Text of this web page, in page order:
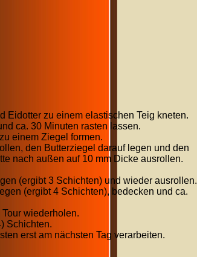
Eidotter zu einem elastischen Teig kneten.
ca. 30 Minuten rasten lassen.
einem Ziegel formen.
den Butterziegel darauf legen und den
nach außen auf 10 mm Dicke ausrollen.
(ergibt 3 Schichten) und wieder ausrollen.
(ergibt 4 Schichten), bedecken und ca.
wiederholen.
Schichten.
erst am nächsten Tag verarbeiten.